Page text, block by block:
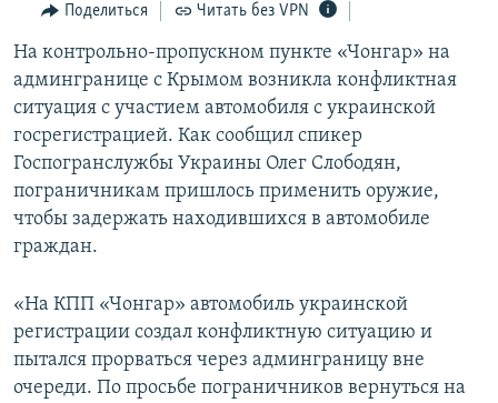
ТЕЛЕПРОЕКТ КРЫМ.РЕАЛИИ
СОВЕТЫ ПРАВОЗАЩИТНИКОВ
ПОБЕДИТЕЛЕЙ НЕ СУДЯТ?
КРЫМ.НЕПОКОРЕННЫЙ
ELIFBE
УКРАИНСКАЯ ПРОБЛЕМА КРЫМА
Qırımtatar
ПРИСОЕДИНЯЙТЕСЬ!
Поделиться Читать без VPN
На контрольно-пропускном пункте «Чонгар» на
админгранице с Крымом возникла конфликтная
ситуация с участием автомобиля с украинской
госрегистрацией. Как сообщил спикер
Госпогранслужбы Украины Олег Слободян,
пограничникам пришлось применить оружие,
чтобы задержать находившихся в автомобиле
граждан.
«На КПП «Чонгар» автомобиль украинской
регистрации создал конфликтную ситуацию и
пытался прорваться через админграницу вне
очереди. По просьбе пограничников вернуться на